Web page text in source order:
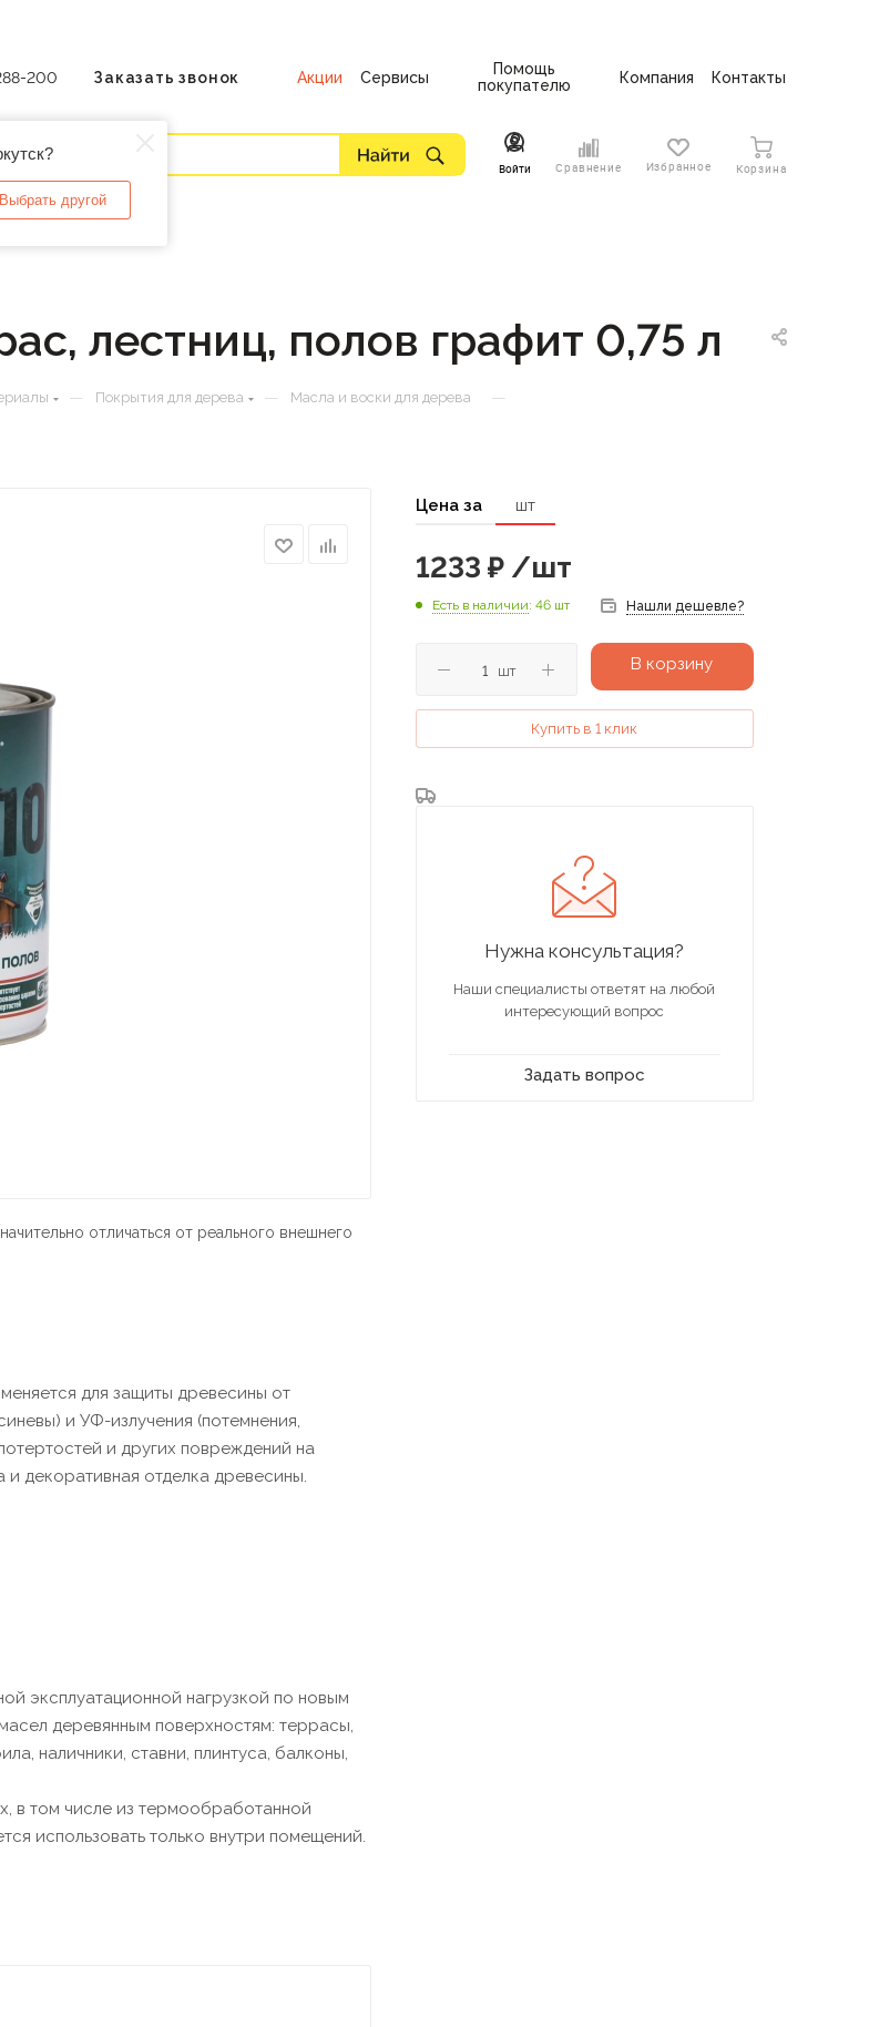
Выбрать другой
200 Заказать звонок Акции Сервисы
Помощь
покупателю
Компания Контакты
Войти Сравнение Избранное Корзина
лестниц, полов графит 0,75 л
— Покрытия для дерева — Масла и воски для дерева —
отличаться от реального внешнего
для защиты древесины от
и УФ-излучения (потемнения,
и других повреждений на
декоративная отделка древесины.
эксплуатационной нагрузкой по новым
деревянным поверхностям: террасы,
наличники, ставни, плинтуса, балконы,
в том числе из термообработанной
использовать только внутри помещений.
Цена за шт
1233 ₽/шт
Есть в наличии: 46 шт Нашли дешевле?
шт В корзину
Купить в 1 клик
Нужна консультация?
Наши специалисты ответят на любой
интересующий вопрос
Задать вопрос